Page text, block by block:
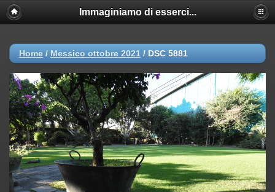
Immaginiamo di esserci...
Home / Messico ottobre 2021 / DSC 5881